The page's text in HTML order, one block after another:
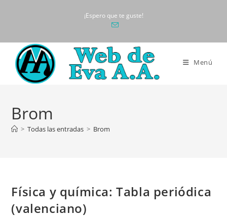
¡Espero que te guste!
Menú
Brom
> Todas las entradas > Brom
Física y química: Tabla periódica
(valenciano)